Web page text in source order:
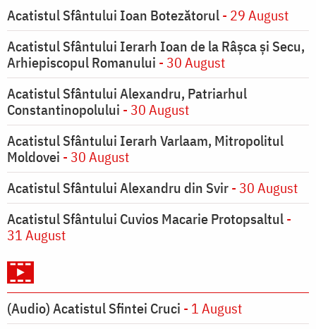
Acatistul Sfântului Ioan Botezătorul- 29 August
Acatistul Sfântului Ierarh Ioan de la Râşca şi Secu,
Arhiepiscopul Romanului - 30 August
Acatistul Sfântului Alexandru, Patriarhul
Constantinopolului - 30 August
Acatistul Sfântului Ierarh Varlaam, Mitropolitul
Moldovei - 30 August
Acatistul Sfântului Alexandru din Svir- 30 August
Acatistul Sfântului Cuvios Macarie Protopsaltul-
31 August
(Audio) Acatistul Sfintei Cruci - 1 August